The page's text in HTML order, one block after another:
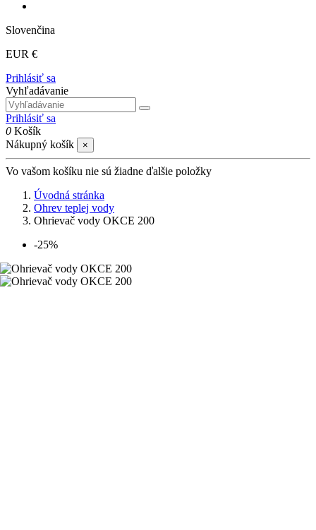
Slovenčina
EUR €
Prihlásiť sa
Vyhľadávanie
Prihlásiť sa
0 Košík
Nákupný košík
×
Vo vašom košíku nie sú žiadne ďalšie položky
Úvodná stránka
Ohrev teplej vody
Ohrievač vody OKCE 200
-25%